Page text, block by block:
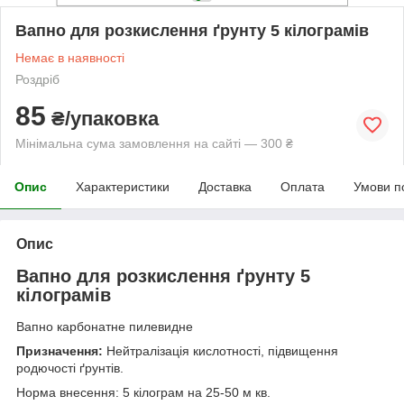
Вапно для розкислення ґрунту 5 кілограмів
Немає в наявності
Роздріб
85 ₴/упаковка
Мінімальна сума замовлення на сайті — 300 ₴
Опис Характеристики Доставка Оплата Умови
Опис
Вапно для розкислення ґрунту 5
кілограмів
Вапно карбонатне пилевидне
Призначення: Нейтралізація кислотності, підвищення
родючості ґрунтів.
Норма внесення: 5 кілограм на 25-50 м кв.